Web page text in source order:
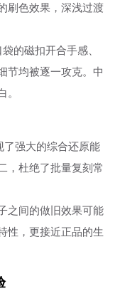
刷色效果，深浅过渡
的磁扣开合手感、
节均被逐一攻克。中
。
了强大的综合还原能
，杜绝了批量复刻常
之间的做旧效果可能
性，更接近正品的生